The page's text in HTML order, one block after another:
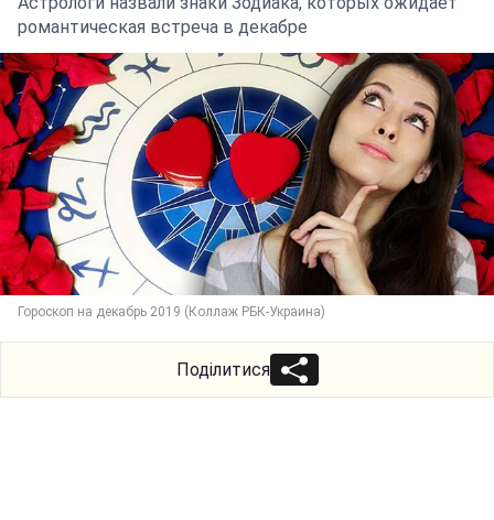
романтическая встреча в декабре
Гороскоп на декабрь 2019 (Коллаж РБК-Украина)
Поділитися